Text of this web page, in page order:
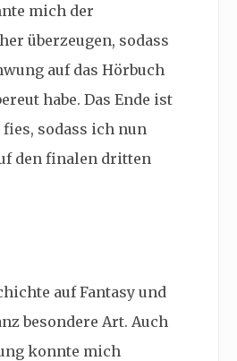
mich der
überzeugen, sodass
auf das Hörbuch
habe. Das Ende ist
sodass ich nun
den finalen dritten
auf Fantasy und
besondere Art. Auch
konnte mich